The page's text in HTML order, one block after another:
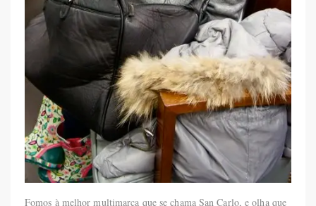
Fomos à melhor multimarca que se chama San Carlo, e olha que